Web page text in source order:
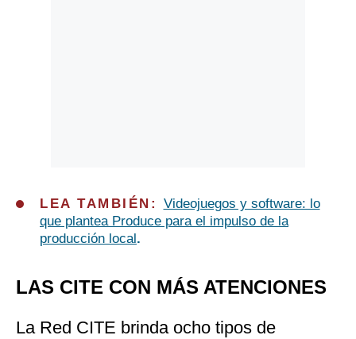
LEA TAMBIÉN: Videojuegos y software: lo
que plantea Produce para el impulso de la
producción local .
LAS CITE CON MÁS ATENCIONES
La Red CITE brinda ocho tipos de